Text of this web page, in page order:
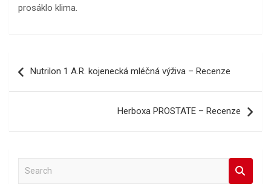
prosáklo klima.
proNutrilon 1 A.R. kojenecká mléčná výživa – Recenze
Herboxa PROSTATE – Recenze